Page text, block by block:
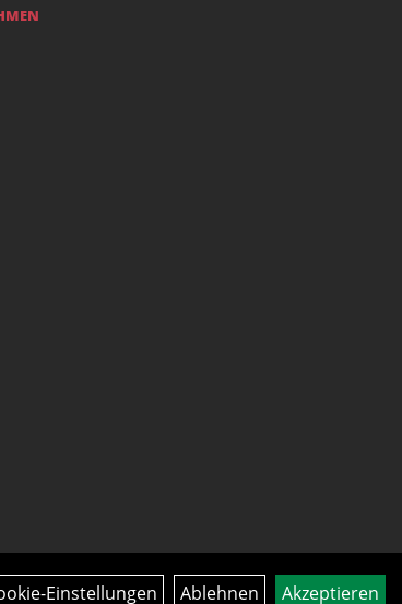
Einstellungen Ablehnen Akzeptieren